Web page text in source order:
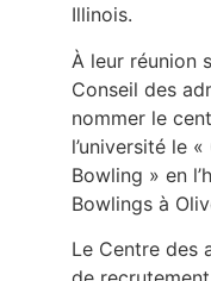
Illinois.
À leur réunion
Conseil des
nommer le
l’université le
Bowling » en
Bowlings à
Le Centre des